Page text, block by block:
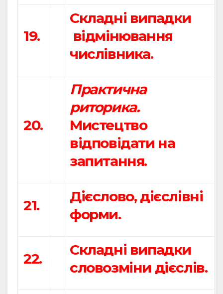
19.
Складні випадки
відмінювання
числівника.
20.
Практична
риторика.
Мистецтво
відповідати на
запитання.
21.
Дієслово, дієслівні
форми.
22.
Складні випадки
словозміни дієслів.